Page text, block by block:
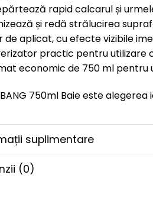
rapid calcarul și
și redă strălucirea
de aplicat, cu efecte vizibile
practic pentru utilizare
economic de 750 ml pentru
BANG 750ml Baie este
suplimentare
(0)